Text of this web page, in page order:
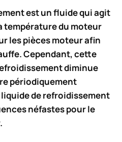
est un fluide qui agit
température du moteur
les pièces moteur afin
Cependant, cette
diminue
périodiquement
de refroidissement
néfastes pour le